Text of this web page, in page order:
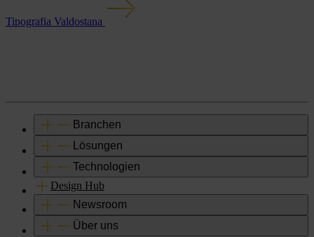
Tipografia Valdostana
Branchen
Lösungen
Technologien
Design Hub
Newsroom
Über uns